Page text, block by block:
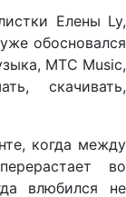
Елены Ly,
обосновался
МТС Music,
скачивать,
когда между
во
влюбился не